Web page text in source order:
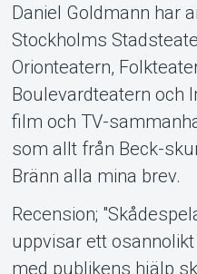
Daniel Goldmann har
Stockholms
Orionteatern,
Boulevardteatern och
film och TV-
som allt från Beck-
Bränn alla mina brev.
Recension;
uppvisar ett
med publikens hjälp